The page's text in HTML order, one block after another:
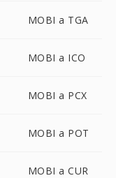
MOBI a TGA
MOBI a ICO
MOBI a PCX
MOBI a POT
MOBI a CUR